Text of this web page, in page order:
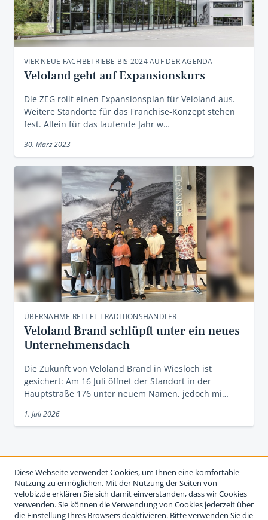
VIER NEUE FACHBETRIEBE BIS 2024 AUF DER AGENDA
Veloland geht auf Expansionskurs
Die ZEG rollt einen Expansionsplan für Veloland aus.
Weitere Standorte für das Franchise-Konzept stehen
fest. Allein für das laufende Jahr w…
30. März 2023
ÜBERNAHME RETTET TRADITIONSHÄNDLER
Veloland Brand schlüpft unter ein neues
Unternehmensdach
Die Zukunft von Veloland Brand in Wiesloch ist
gesichert: Am 16 Juli öffnet der Standort in der
Hauptstraße 176 unter neuem Namen, jedoch mi…
1. Juli 2026
Diese Webseite verwendet Cookies, um Ihnen eine komfortable
Nutzung zu ermöglichen. Mit der Nutzung der Seiten von
velobiz.de erklären Sie sich damit einverstanden, dass wir Cookies
verwenden. Sie können die Verwendung von Cookies jederzeit über
die Einstellung Ihres Browsers deaktivieren. Bitte verwenden Sie die